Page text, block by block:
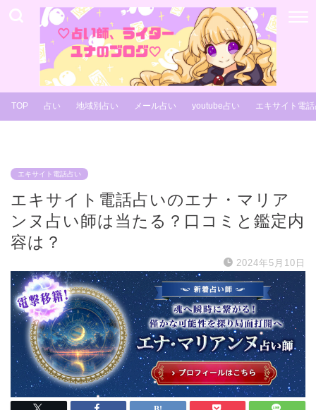
TOP 占い 地域別占い メール占い youtube占い エキサイト電
エキサイト電話占い
エキサイト電話占いのエナ・マリア
ンヌ占い師は当たる？口コミと鑑定内
容は？
2024年5月10日